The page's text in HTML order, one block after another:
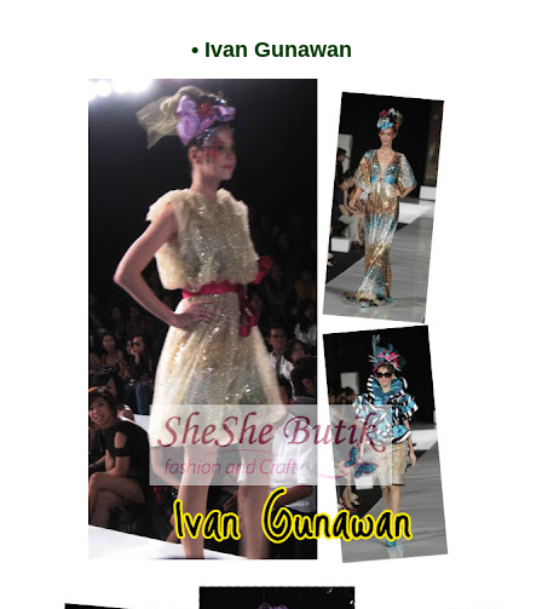
• Ivan Gunawan